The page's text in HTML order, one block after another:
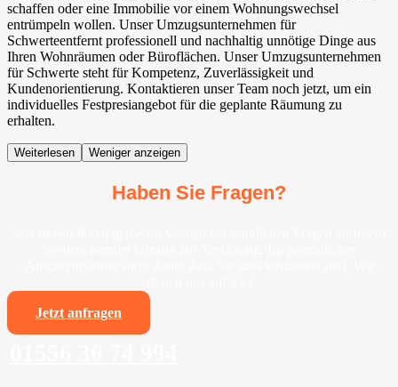
schaffen oder eine Immobilie vor einem Wohnungswechsel
entrümpeln wollen. Unser Umzugsunternehmen für
Schwerteentfernt professionell und nachhaltig unnötige Dinge aus
Ihren Wohnräumen oder Büroflächen. Unser Umzugsunternehmen
für Schwerte steht für Kompetenz, Zuverlässigkeit und
Kundenorientierung. Kontaktieren unser Team noch jetzt, um ein
individuelles Festpresiangebot für die geplante Räumung zu
erhalten.
Weiterlesen Weniger anzeigen
Haben Sie Fragen?
Jetzt anfragen